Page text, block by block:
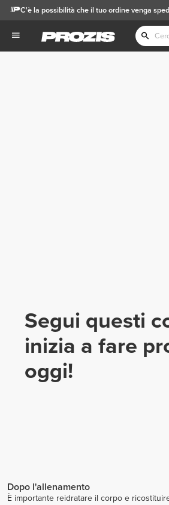
C'è la possibilità che il tuo ordine venga
Segui questi
inizia a fare
oggi!
Dopo l'allenamento
È importante reidratare il corpo e